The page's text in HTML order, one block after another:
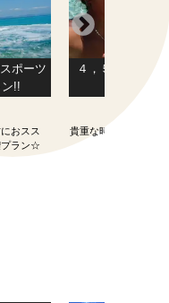
ポーツ
!!
おスス
プラン☆
４，５ｈＡＭ半
ング
貴重な時間を上手に